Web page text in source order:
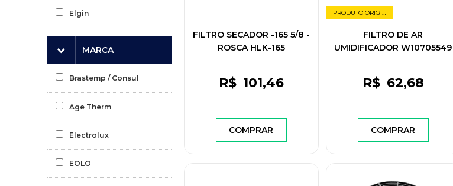
Elgin
MARCA
Brastemp / Consul
Age Therm
Electrolux
EOLO
FILTRO SECADOR -165 5/8 -
ROSCA HLK-165
R$ 101,46
COMPRAR
FILTRO DE AR
UMIDIFICADOR W10705549
R$ 62,68
COMPRAR